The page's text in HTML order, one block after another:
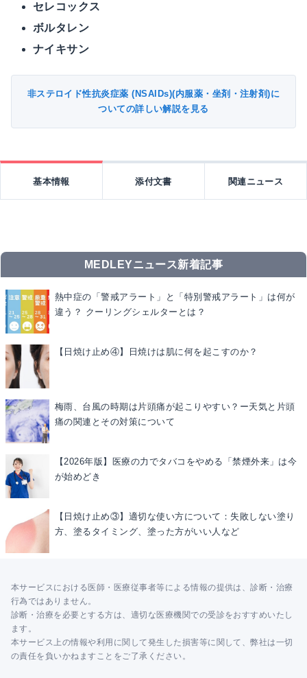
セレコックス
ボルタレン
ナイキサン
非ステロイド性抗炎症薬 (NSAIDs)(内服薬・坐剤・注射剤)に
ついての詳しい解説を見る
基本情報 添付文書 関連ニュース
MEDLEYニュース新着記事
熱中症の「警戒アラート」と「特別警戒アラート」は何が
違う？ クーリングシェルターとは？
【日焼け止め④】日焼けは肌に何を起こすのか？
梅雨、台風の時期は片頭痛が起こりやすい？ー天気と片頭
痛の関連とその対策について
【2026年版】医療の力でタバコをやめる「禁煙外来」は今
が始めどき
【日焼け止め③】適切な使い方について：失敗しない塗り
方、塗るタイミング、塗った方がいい人など
本サービスにおける医師・医療従事者等による情報の提供は、診断・治療
行為ではありません。
診断・治療を必要とする方は、適切な医療機関での受診をおすすめいたし
ます。
本サービス上の情報や利用に関して発生した損害等に関して、弊社は一切
の責任を負いかねますことをご了承ください。